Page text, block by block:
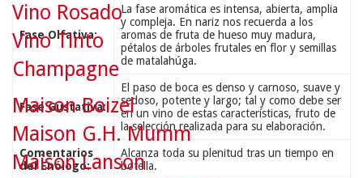
Fase Olfativa:
La fase aromática es intensa, abierta, amplia
y compleja. En nariz nos recuerda a los
aromas de fruta de hueso muy madura,
pétalos de árboles frutales en flor y semillas
de matalahúga.
Fase Gustativa:
El paso de boca es denso y carnoso, suave y
sedoso, potente y largo; tal y como debe ser
en un vino de estas características, fruto de
la selección realizada para su elaboración.
Comentarios
del Enólogo:
Alcanza toda su plenitud tras un tiempo en
botella.
Vino Rosado
Vino Tinto
Champagne
Maison Boizel
Maison G.H. Mumm
Maison Lanson